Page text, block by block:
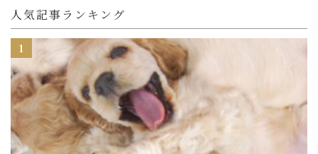
人気記事ランキング